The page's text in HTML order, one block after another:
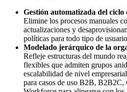
Gestión automatizada del ciclo
Elimine los procesos manuales
actualizaciones y
políticas para todo tipo de
Modelado jerárquico de la
Refleje estructuras del mundo
flexibles que admiten grupos
escalabilidad de nivel
para casos de uso B2B, B2B2C,